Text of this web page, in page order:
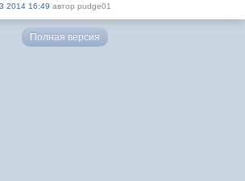
2014 16:49 автор pudge01
Полная версия